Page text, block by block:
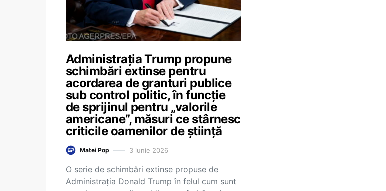
Administrația Trump propune
schimbări extinse pentru
acordarea de granturi publice
sub control politic, în funcție
de sprijinul pentru „valorile
americane”, măsuri ce stârnesc
criticile oamenilor de știință
Matei Pop 3 iunie 2026
O serie de schimbări extinse propuse de
Administrația Donald Trump în felul cum sunt